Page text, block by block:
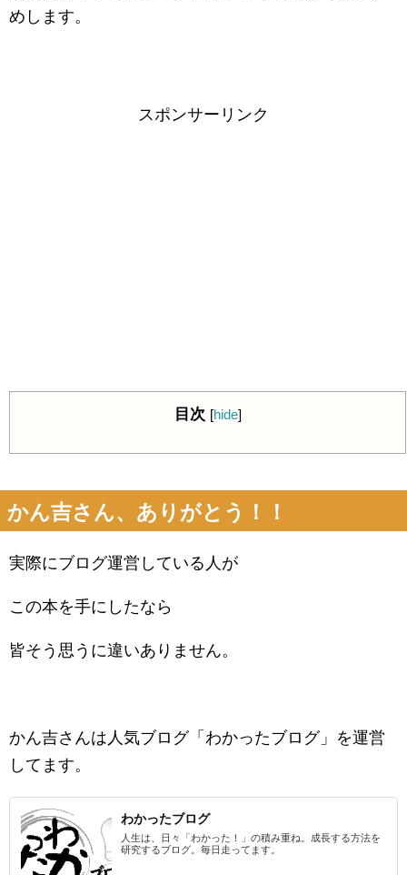
めします。
スポンサーリンク
目次 [hide]
かん吉さん、ありがとう！！
実際にブログ運営している人が
この本を手にしたなら
皆そう思うに違いありません。
かん吉さんは人気ブログ「わかったブログ」を運営
してます。
わかったブログ
人生は、日々「わかった！」の積み重ね。成長する方法を
研究するブログ。毎日走ってます。